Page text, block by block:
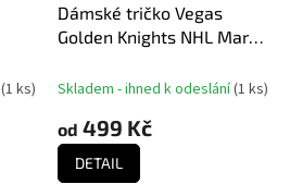
(1 ks)
Dámské tričko Vegas
Golden Knights NHL Mark
Champions Authentic
Number V-Neck
Skladem - ihned k odeslání(1 ks)
od 499 Kč
DETAIL